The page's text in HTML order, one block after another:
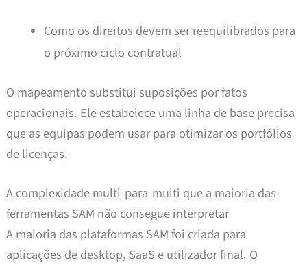
Como os direitos devem ser reequilibrados para
o próximo ciclo contratual
O mapeamento substitui suposições por fatos
operacionais. Ele estabelece uma linha de base precisa
que as equipas podem usar para otimizar os portfólios
de licenças.
A complexidade multi-para-multi que a maioria das
ferramentas SAM não consegue interpretar
A maioria das plataformas SAM foi criada para
aplicações de desktop, SaaS e utilizador final. O